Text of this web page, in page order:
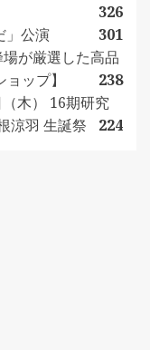
326
」公演
301
が厳選した高品
ップ】
238
木） 16期研究
涼羽 生誕祭
224